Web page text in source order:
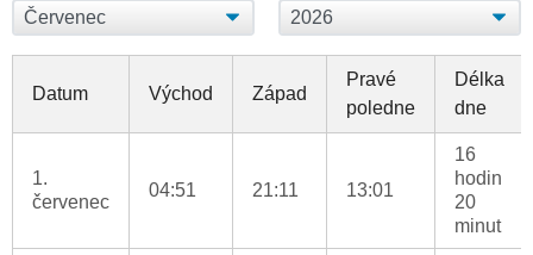
Datum Východ Západ
Pravé
poledne
Délka
dne
1.
červenec
04:51 21:11 13:01
16
hodin
20
minut